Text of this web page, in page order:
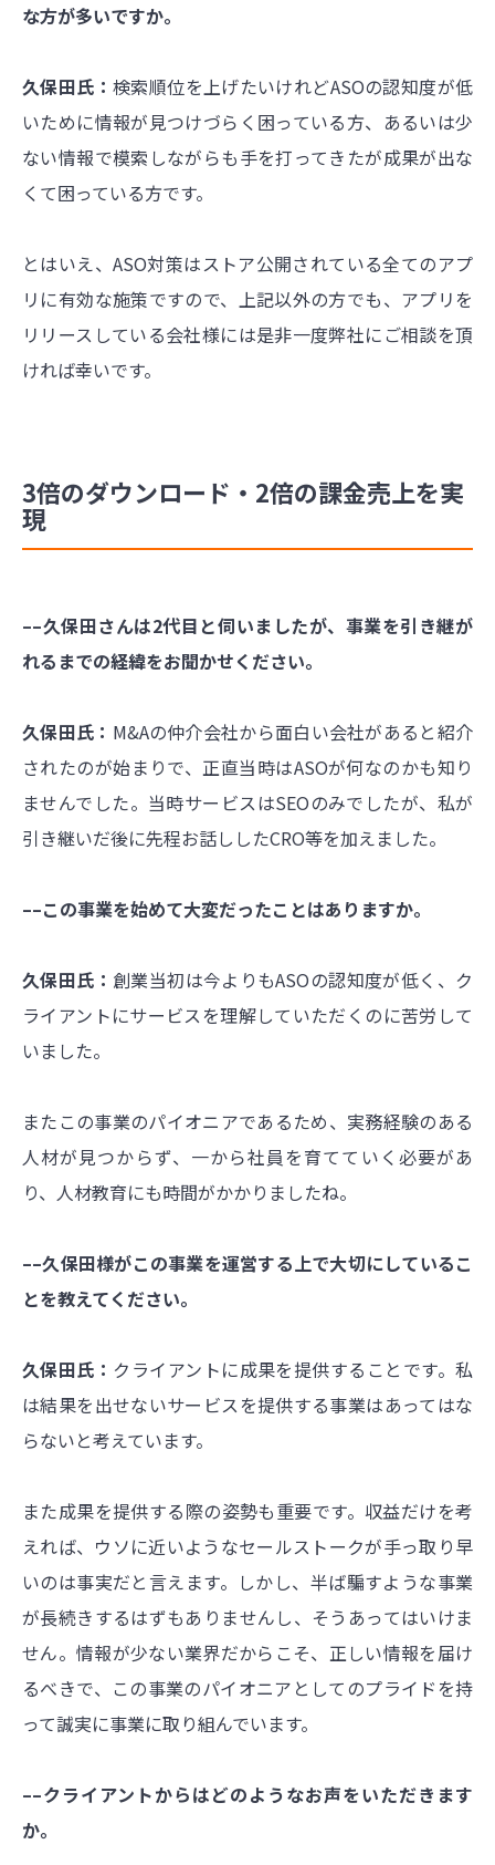
な方が多いですか。
久保田氏： 検索順位を上げたいけれどASOの認知度が低
いために情報が見つけづらく困っている方、 あるいは少
ない情報で模索しながらも手を打ってきたが成果が出な
くて困っている方です。
とはいえ、ASO対策はストア公開されている全てのアプ
リに有効な施策ですので、 上記以外の方でも、アプリを
リリースしている会社様には是非一度弊社にご相談を頂
ければ幸いです。
3倍のダウンロード・2倍の課金売上を実
現
––久保田さんは2代目と伺いましたが、事業を引き継が
れるまでの経緯をお聞かせください。
久保田氏： M&Aの仲介会社から面白い会社があると紹介
されたのが始まりで、正直当時はASOが何なのかも知り
ませんでした。当時サービスはSEOのみでしたが、私が
引き継いだ後に先程お話ししたCRO等を加えました。
––この事業を始めて大変だったことはありますか。
久保田氏： 創業当初は今よりもASOの認知度が低く、ク
ライアントにサービスを理解していただくのに苦労して
いました。
またこの事業のパイオニアであるため、実務経験のある
人材が見つからず、一から社員を育てていく必要があ
り、人材教育にも時間がかかりましたね。
––久保田様がこの事業を運営する上で大切にしているこ
とを教えてください。
久保田氏： クライアントに成果を提供することです。私
は結果を出せないサービスを提供する事業はあってはな
らないと考えています。
また成果を提供する際の姿勢も重要です。収益だけを考
えれば、ウソに近いようなセールストークが手っ取り早
いのは事実だと言えます。しかし、半ば騙すような事業
が長続きするはずもありませんし、そうあってはいけま
せん。情報が少ない業界だからこそ、正しい情報を届け
るべきで、この事業のパイオニアとしてのプライドを持
って誠実に事業に取り組んでいます。
––クライアントからはどのようなお声をいただきます
か。